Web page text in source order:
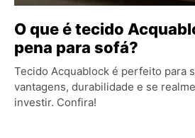
O que é tecido
pena para sofá?
Tecido Acquablock é perfeito para
vantagens, durabilidade e se
investir. Confira!